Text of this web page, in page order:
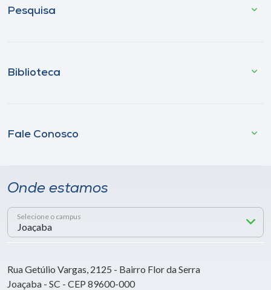
Pesquisa
Biblioteca
Fale Conosco
Onde estamos
Selecione o campus
Rua Getúlio Vargas, 2125 - Bairro Flor da Serra
Joaçaba - SC - CEP 89600-000